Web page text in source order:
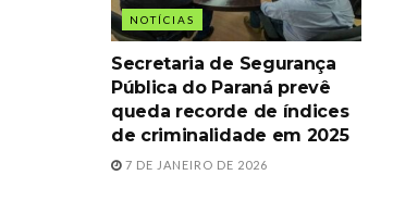
NOTÍCIAS
Secretaria de Segurança
Pública do Paraná prevê
queda recorde de índices
de criminalidade em 2025
7 DE JANEIRO DE 2026